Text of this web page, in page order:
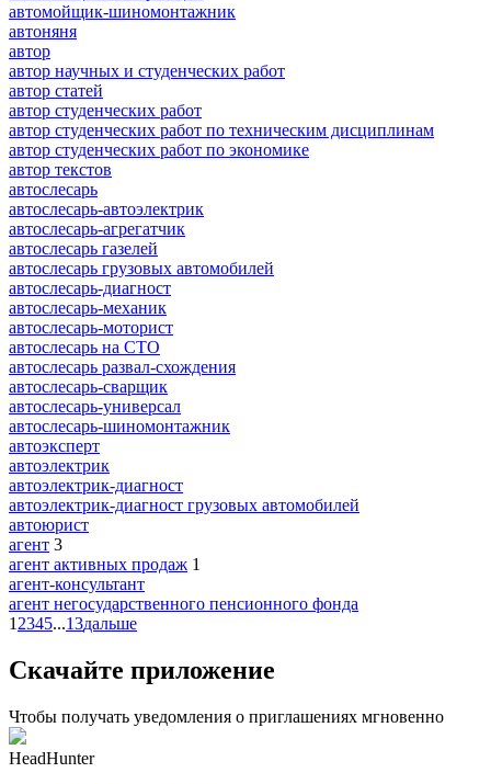
автомойщик-шиномонтажник
автоняня
автор
автор научных и студенческих работ
автор статей
автор студенческих работ
автор студенческих работ по техническим дисциплинам
автор студенческих работ по экономике
автор текстов
автослесарь
автослесарь-автоэлектрик
автослесарь-агрегатчик
автослесарь газелей
автослесарь грузовых автомобилей
автослесарь-диагност
автослесарь-механик
автослесарь-моторист
автослесарь на СТО
автослесарь развал-схождения
автослесарь-сварщик
автослесарь-универсал
автослесарь-шиномонтажник
автоэксперт
автоэлектрик
автоэлектрик-диагност
автоэлектрик-диагност грузовых автомобилей
автоюрист
агент 3
агент активных продаж 1
агент-консультант
агент негосударственного пенсионного фонда
1 2345...13дальше
Скачайте приложение
Чтобы получать уведомления о приглашениях мгновенно
HeadHunter